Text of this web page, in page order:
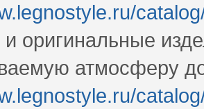
оригинальные
атмосферу